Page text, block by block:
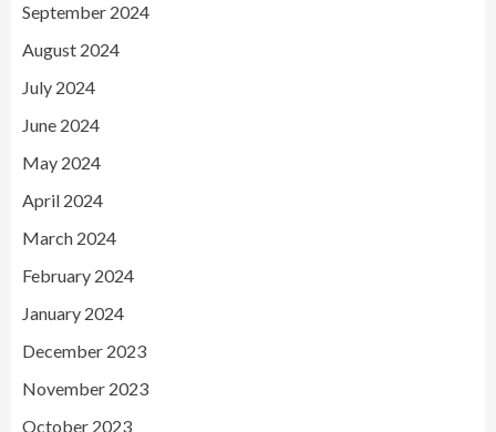
September 2024
August 2024
July 2024
June 2024
May 2024
April 2024
March 2024
February 2024
January 2024
December 2023
November 2023
October 2023